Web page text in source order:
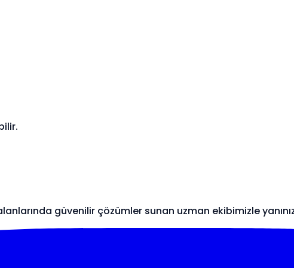
güvenilir çözümler sunan uzman ekibimizle